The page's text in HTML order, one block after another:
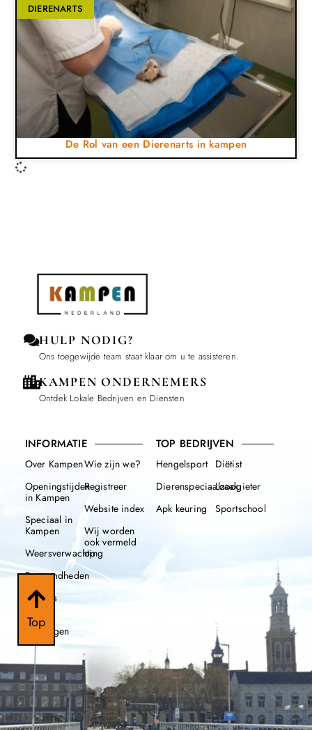
Top
DIERENARTS
De Rol van een Dierenarts in kampen
HULP NODIG?
Ons toegewijde team staat klaar om u te assisteren.
KAMPEN ONDERNEMERS
Ontdek Lokale Bedrijven en Diensten
INFORMATIE
Over Kampen
Openingstijden
in Kampen
Speciaal in
Kampen
Weersverwachting
Beroemdheden
Nieuws
112
meldingen
Wie zijn we?
Registreer
Website index
Wij worden
ook vermeld
op
TOP BEDRIJVEN
Hengelsport
Dierenspeciaalzaak
Apk keuring
Diëtist
Loodgieter
Sportschool